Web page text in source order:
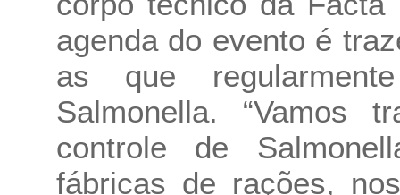
agenda do evento é
as que
Salmonella. “Vamos
controle de
fábricas de rações,